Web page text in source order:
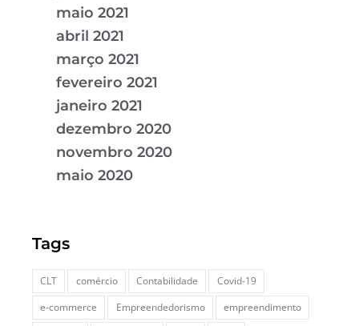
maio 2021
abril 2021
março 2021
fevereiro 2021
janeiro 2021
dezembro 2020
novembro 2020
maio 2020
Tags
CLT comércio Contabilidade
Covid-19
e-commerce
Empreendedorismo
empreendimento